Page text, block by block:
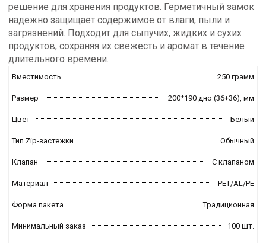
решение для хранения продуктов. Герметичный замок
надежно защищает содержимое от влаги, пыли и
загрязнений. Подходит для сыпучих, жидких и сухих
продуктов, сохраняя их свежесть и аромат в течение
длительного времени.
Вместимость 250 грамм
Размер 200*190 дно (36+36), мм
Цвет Белый
Тип Zip-застежки Обычный
Клапан С клапаном
Материал PET/AL/PE
Форма пакета Традиционная
Минимальный заказ 100 шт.